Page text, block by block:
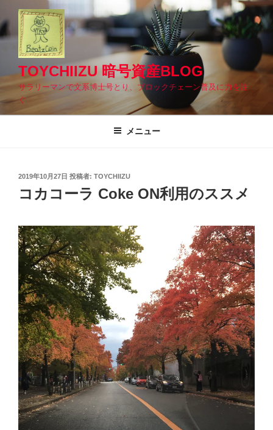
ン
テ
へ
TOYCHIIZU 暗号資産BLOG
サラリーマンで文系博士号とり、ブロックチェーン普及に力を注
ぐ
メニュー
投
日:
2019年10月27日 投稿者: TOYCHIIZU
コカコーラ Coke ON利用のススメ